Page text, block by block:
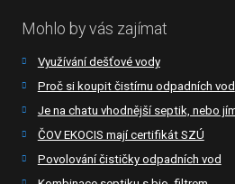
Mohlo by vás zajímat
Využívání dešťové vody
Proč si koupit čistírnu odpadních vod
Je na chatu vhodnější septik, nebo
ČOV EKOCIS mají certifikát SZÚ
Povolování čističky odpadních vod